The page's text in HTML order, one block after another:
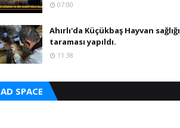
07:00
Ahırlı'da Küçükbaş Hayvan sağlığı
taraması yapıldı.
11:38
AD SPACE